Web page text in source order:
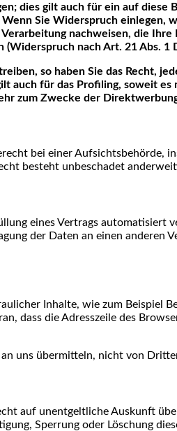
dies gilt auch für ein auf
Sie Widerspruch
nachweisen, die
nach Art. 21 Abs. 1
so haben Sie das Recht,
auch für das Profiling, soweit
zum Zwecke der
bei einer
besteht unbeschadet
eines Vertrags automatisiert
der Daten an einen
Inhalte, wie zum Beispiel
dass die Adresszeile des
uns übermitteln, nicht von
auf unentgeltliche Auskunft
Sperrung oder Löschung